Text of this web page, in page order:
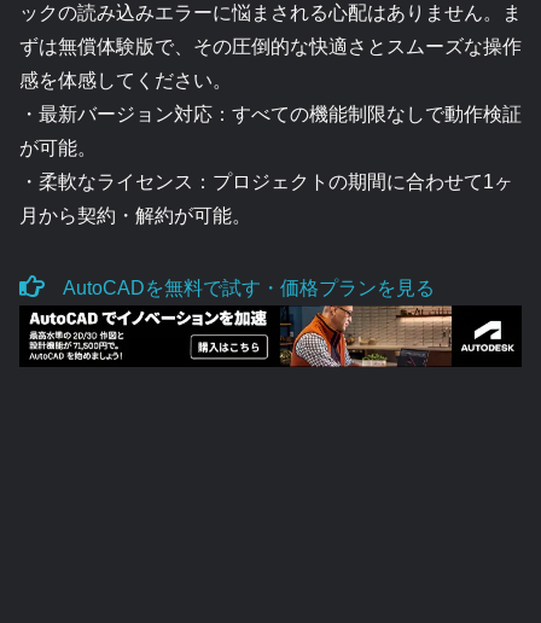
ックの読み込みエラーに悩まされる心配はありません。ま
ずは無償体験版で、その圧倒的な快適さとスムーズな操作
感を体感してください。
・最新バージョン対応：すべての機能制限なしで動作検証
が可能。
・柔軟なライセンス：プロジェクトの期間に合わせて1ヶ
月から契約・解約が可能。
AutoCADを無料で試す・価格プランを見る